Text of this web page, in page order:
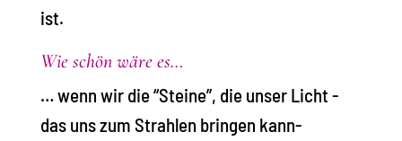
ist.
Wie schön wäre es…
… wenn wir die “Steine”, die unser Licht -
das uns zum Strahlen bringen kann-